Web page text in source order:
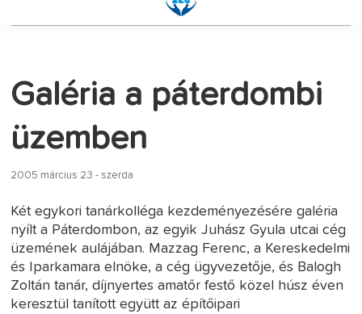
Galéria a páterdombi
üzemben
2005 március 23 - szerda
Két egykori tanárkolléga kezdeményezésére galéria
nyílt a Páterdombon, az egyik Juhász Gyula utcai cég
üzemének aulájában. Mazzag Ferenc, a Kereskedelmi
és Iparkamara elnöke, a cég ügyvezetője, és Balogh
Zoltán tanár, díjnyertes amatőr festő közel húsz éven
keresztül tanított együtt az építőipari